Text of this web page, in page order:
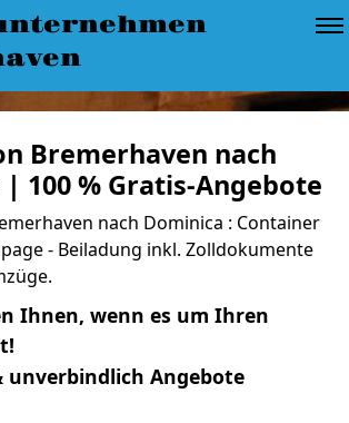
Bremerhaven nach
100 % Gratis-Angebote
nach Dominica : Container
- Beiladung inkl. Zolldokumente
Ihnen, wenn es um Ihren
unverbindlich Angebote